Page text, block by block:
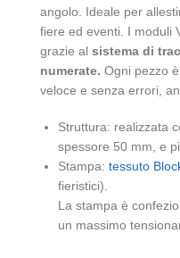
angolo. Ideale per
fiere ed eventi. I moduli
grazie al sistema di
numerate. Ogni pezzo
veloce e senza errori,
Struttura: realizzata
spessore 50 mm, e
Stampa: tessuto
fieristici).
La stampa è
un massimo